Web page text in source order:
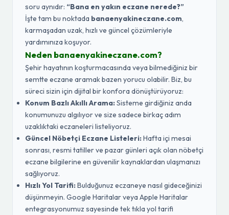
soru aynıdır: “Bana en yakın eczane nerede?”
İşte tam bu noktada banaenyakineczane.com,
karmaşadan uzak, hızlı ve güncel çözümleriyle
yardımınıza koşuyor.
Neden banaenyakineczane.com?
Şehir hayatının koşturmacasında veya bilmediğiniz bir
semtte eczane aramak bazen yorucu olabilir. Biz, bu
süreci sizin için dijital bir konfora dönüştürüyoruz:
Konum Bazlı Akıllı Arama:Sisteme girdiğiniz anda
konumunuzu algılıyor ve size sadece birkaç adım
uzaklıktaki eczaneleri listeliyoruz.
Güncel Nöbetçi Eczane Listeleri:Hafta içi mesai
sonrası, resmi tatiller ve pazar günleri açık olan nöbetçi
eczane bilgilerine en güvenilir kaynaklardan ulaşmanızı
sağlıyoruz.
Hızlı Yol Tarifi:Bulduğunuz eczaneye nasıl gideceğinizi
düşünmeyin. Google Haritalar veya Apple Haritalar
entegrasyonumuz sayesinde tek tıkla yol tarifi